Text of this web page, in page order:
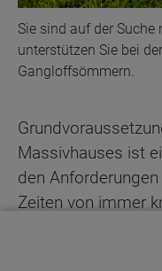
Sie sind auf der
unterstützen Sie bei
Gangloffsömmern.
Massivhauses ist
den
Zeiten von immer
kann dies zu einer